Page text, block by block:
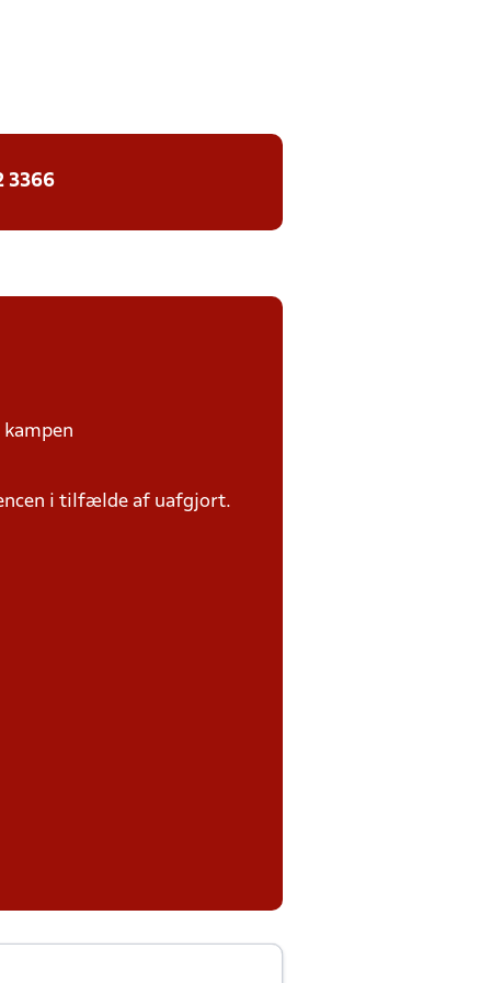
3366
kampen
i tilfælde af uafgjort.